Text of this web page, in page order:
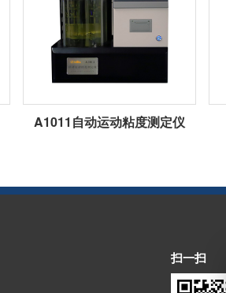
A1011自动运动粘度测定仪
扫一扫